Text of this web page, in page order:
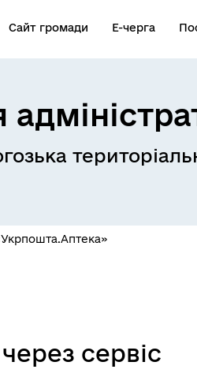
Сайт громади Е-черга
сервіс